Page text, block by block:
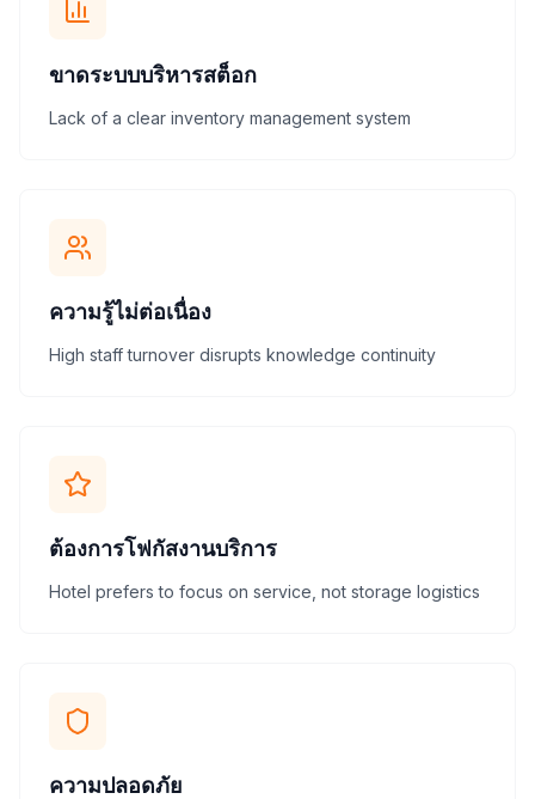
ขาดระบบบริหารสต็อก
Lack of a clear inventory management system
ความรู้ไม่ต่อเนื่อง
High staff turnover disrupts knowledge continuity
ต้องการโฟกัสงานบริการ
Hotel prefers to focus on service, not storage logistics
ความปลอดภัย